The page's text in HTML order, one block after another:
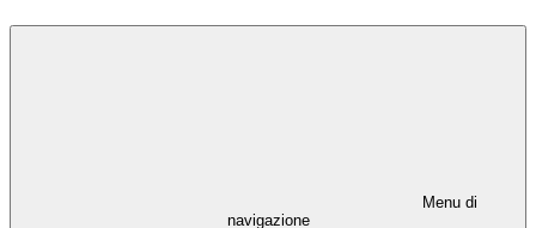
Menu di
navigazione